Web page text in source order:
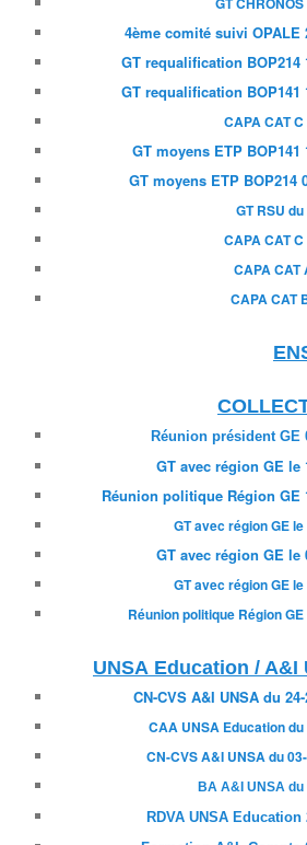
4ème comité suivi OPALE
GT requalification BOP214
GT requalification BOP141
CAPA CAT
GT moyens ETP BOP141
GT moyens ETP BOP214
GT RSU
CAPA CAT
CAPA CAT
CAPA CAT
Réunion président GE
GT avec région GE le
Réunion politique Région GE
GT avec région GE
GT avec région GE le
GT avec région GE
Réunion politique Région
UNSA Education / A&I
CN-CVS A&I UNSA du
CAA UNSA Education du
CN-CVS A&I UNSA du
BA A&I UNSA du
RDVA UNSA Education